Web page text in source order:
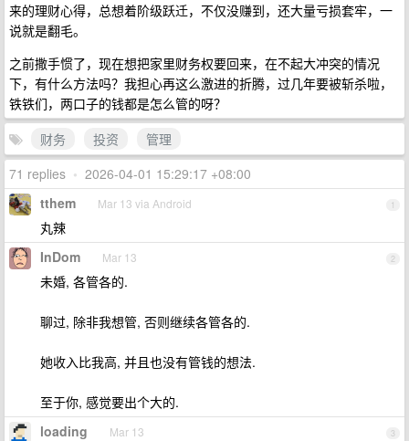
来的理财心得，总想着阶级跃迁，不仅没赚到，还大量亏损套牢，一
说就是翻毛。
之前撒手惯了，现在想把家里财务权要回来，在不起大冲突的情况
下，有什么方法吗？我担心再这么激进的折腾，过几年要被斩杀啦，
铁铁们，两口子的钱都是怎么管的呀？
财务
投资
管理
71 replies • 2026-04-01 15:29:17 +08:00
1
tthem Mar 13 via Android
丸辣
2
InDom Mar 13
未婚, 各管各的.
聊过, 除非我想管, 否则继续各管各的.
她收入比我高, 并且也没有管钱的想法.
至于你, 感觉要出个大的.
3
loading Mar 13